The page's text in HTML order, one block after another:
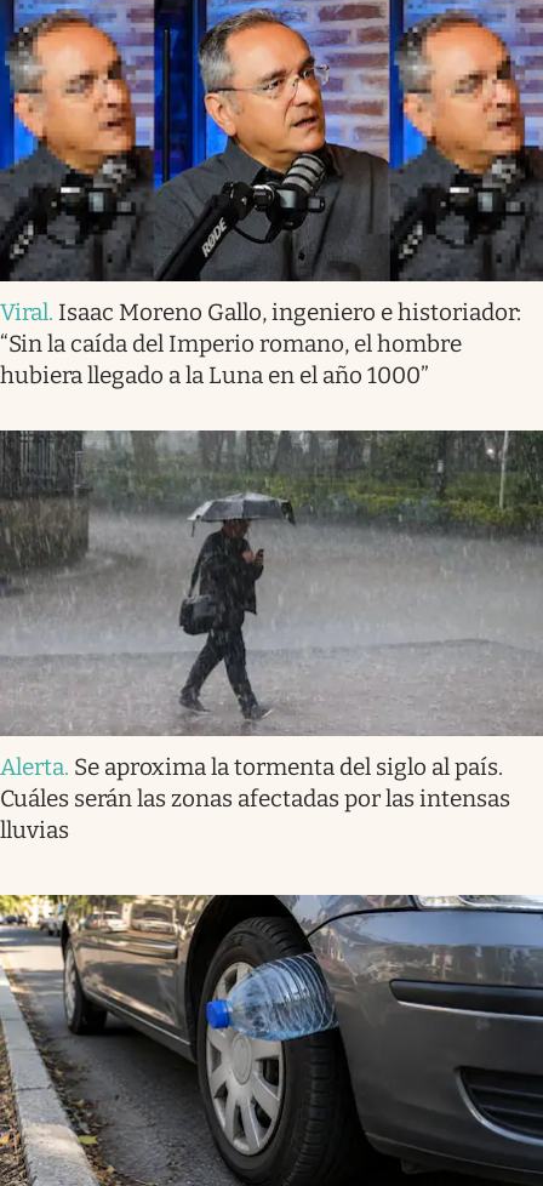
Viral. Isaac Moreno Gallo, ingeniero e historiador:
“Sin la caída del Imperio romano, el hombre
hubiera llegado a la Luna en el año 1000”
Alerta. Se aproxima la tormenta del siglo al país.
Cuáles serán las zonas afectadas por las intensas
lluvias